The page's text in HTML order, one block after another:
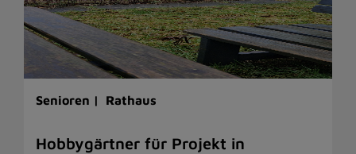
Senioren | Rathaus
Hobbygärtner für Projekt in